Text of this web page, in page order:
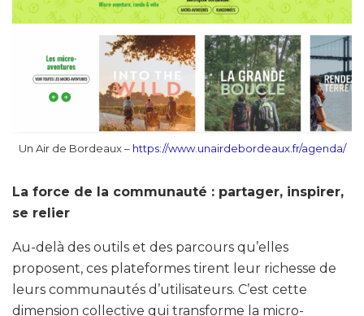
Un Air de Bordeaux – https://www.unairdebordeaux.fr/agenda/
La force de la communauté : partager, inspirer,
se relier
Au-delà des outils et des parcours qu’elles
proposent, ces plateformes tirent leur richesse de
leurs communautés d’utilisateurs. C’est cette
dimension collective qui transforme la micro-